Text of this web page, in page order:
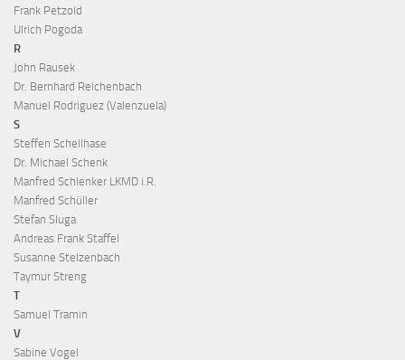
Frank Petzold
Ulrich Pogoda
R
John Rausek
Dr. Bernhard Reichenbach
Manuel Rodriguez (Valenzuela)
S
Steffen Schellhase
Dr. Michael Schenk
Manfred Schlenker LKMD i.R.
Manfred Schüller
Stefan Sluga
Andreas Frank Staffel
Susanne Stelzenbach
Taymur Streng
T
Samuel Tramin
V
Sabine Vogel